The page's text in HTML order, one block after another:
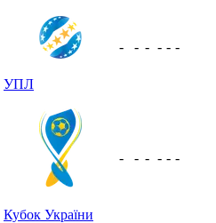
УПЛ
- - - - - -
Кубок України
- - - - - -